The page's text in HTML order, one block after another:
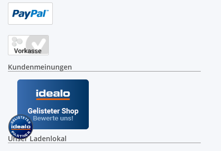
Kundenmeinungen
Unser Ladenlokal